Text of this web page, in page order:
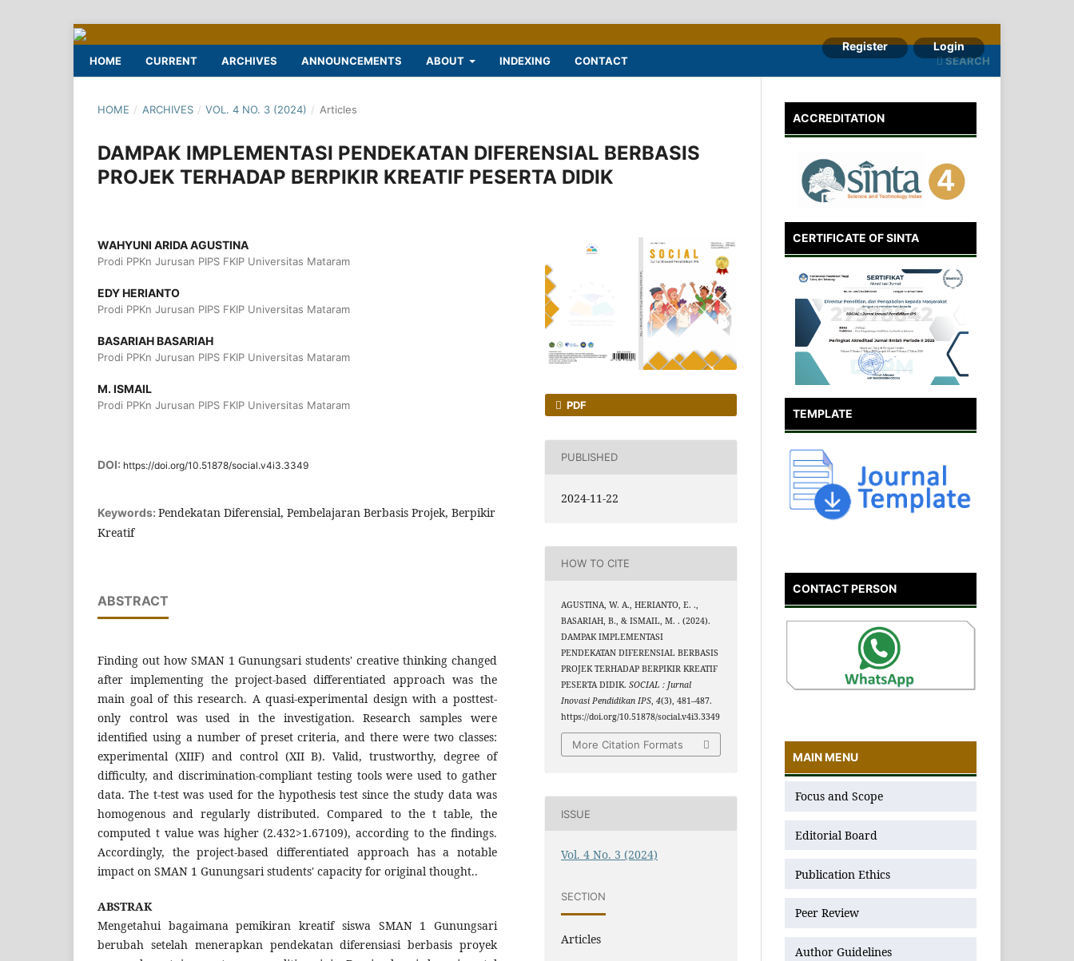
HOME CURRENT ARCHIVES ANNOUNCEMENTS ABOUT INDEXING CONTACT SEARCH
Register Login
HOME / ARCHIVES / VOL. 4 NO. 3 (2024) / Articles
DAMPAK IMPLEMENTASI PENDEKATAN DIFERENSIAL BERBASIS
PROJEK TERHADAP BERPIKIR KREATIF PESERTA DIDIK
WAHYUNI ARIDA AGUSTINA
Prodi PPKn Jurusan PIPS FKIP Universitas Mataram
EDY HERIANTO
Prodi PPKn Jurusan PIPS FKIP Universitas Mataram
BASARIAH BASARIAH
Prodi PPKn Jurusan PIPS FKIP Universitas Mataram
M. ISMAIL
Prodi PPKn Jurusan PIPS FKIP Universitas Mataram
DOI: https://doi.org/10.51878/social.v4i3.3349
Keywords: Pendekatan Diferensial, Pembelajaran Berbasis Projek, Berpikir
Kreatif
ABSTRACT
Finding out how SMAN 1 Gunungsari students' creative thinking changed
after implementing the project-based differentiated approach was the
main goal of this research. A quasi-experimental design with a posttest-
only control was used in the investigation. Research samples were
identified using a number of preset criteria, and there were two classes:
experimental (XIIF) and control (XII B). Valid, trustworthy, degree of
difficulty, and discrimination-compliant testing tools were used to gather
data. The t-test was used for the hypothesis test since the study data was
homogenous and regularly distributed. Compared to the t table, the
computed t value was higher (2.432>1.67109), according to the findings.
Accordingly, the project-based differentiated approach has a notable
impact on SMAN 1 Gunungsari students' capacity for original thought..
ABSTRAK
Mengetahui bagaimana pemikiran kreatif siswa SMAN 1 Gunungsari
berubah setelah menerapkan pendekatan diferensiasi berbasis proyek
PDF
PUBLISHED
2024-11-22
HOW TO CITE
AGUSTINA, W. A., HERIANTO, E. .,
BASARIAH, B., & ISMAIL, M. . (2024).
DAMPAK IMPLEMENTASI
PENDEKATAN DIFERENSIAL BERBASIS
PROJEK TERHADAP BERPIKIR KREATIF
PESERTA DIDIK.SOCIAL : Jurnal
Inovasi Pendidikan IPS ,4(3), 481–487.
https://doi.org/10.51878/social.v4i3.3349
More Citation Formats
ISSUE
Vol. 4 No. 3 (2024)
SECTION
Articles
ACCREDITATION
CERTIFICATE OF SINTA
TEMPLATE
CONTACT PERSON
MAIN MENU
Focus and Scope
Editorial Board
Publication Ethics
Peer Review
Author Guidelines